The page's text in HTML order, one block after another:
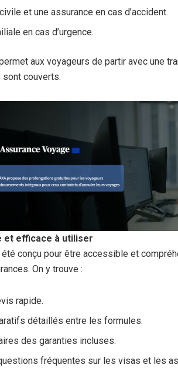
et une assurance en cas d’accident.
en cas d’urgence.
aux voyageurs de partir avec une
sont couverts.
et efficace à utiliser
été conçu pour être accessible et
On y trouve :
rapide.
détaillés entre les formules.
des garanties incluses.
fréquentes sur les visas et les